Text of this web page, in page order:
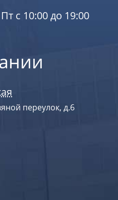
переулок, д.6
с 10:00 до 19:00